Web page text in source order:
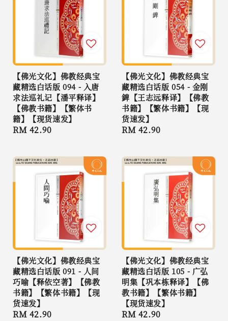
【佛光文化】佛教经典宝
藏精选白话版 094 - 入唐
求法巡礼记【潘平释译】
【佛教书籍】【繁体书
籍】【现货速发】
Regular
RM 42.90
【佛光文化】佛教经典宝
藏精选白话版 054 - 金刚
錍【王志远释译】【佛教
书籍】【繁体书籍】【现
货速发】
Regular
RM 42.90
【佛光文化】佛教经典宝
藏精选白话版 091 - 人间
巧喻【释依空著】【佛教
书籍】【繁体书籍】【现
货速发】
Regular
RM 42.90
【佛光文化】佛教经典宝
藏精选白话版 105 - 广弘
明集【巩本栋释译】【佛
教书籍】【繁体书籍】
【现货速发】
Regular
RM 42.90